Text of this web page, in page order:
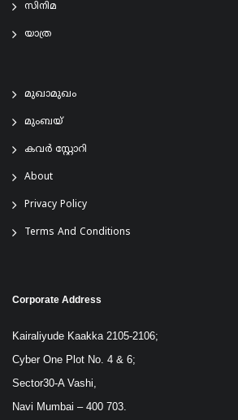
സിനിമ
യാത്ര
മുഖാമുഖം
മുംബയ്
കവർ സ്റ്റോറി
About
Privacy Policy
Terms And Conditions
Corporate Address
Kairaliyude Kaakka 2105-2106;
Cyber One Plot No. 4 & 6;
Sector30-A Vashi,
Navi Mumbai – 400 703.